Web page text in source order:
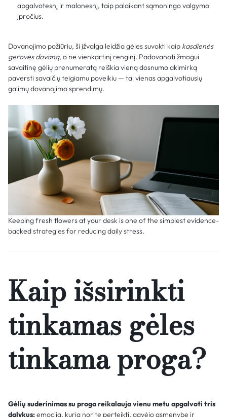
apgalvotesnį ir malonesnį, taip palaikant sąmoningo valgymo
įpročius.
Dovanojimo požiūriu, ši įžvalga leidžia gėles suvokti kaip kasdienės
gerovės dovaną, o ne vienkartinį renginį. Padovanoti žmogui
savaitinę gėlių prenumeratą reiškia vieną dosnumo akimirką
paversti savaičių teigiamu poveikiu — tai vienas apgalvotiausių
galimų dovanojimo sprendimų.
Keeping fresh flowers at your desk is one of the simplest evidence-
backed strategies for reducing daily stress.
Kaip išsirinkti
tinkamas gėles
tinkama proga?
Gėlių suderinimas su proga reikalauja vienu metu apgalvoti tris
dalykus:emociją, kurią norite perteikti, gavėjo asmenybę ir